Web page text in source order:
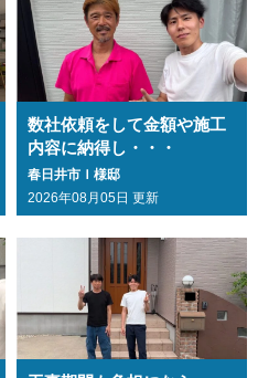
数社依頼をして金額や施工
内容に納得し・・・
春日井市Ｉ様邸
2026年08月05日 更新